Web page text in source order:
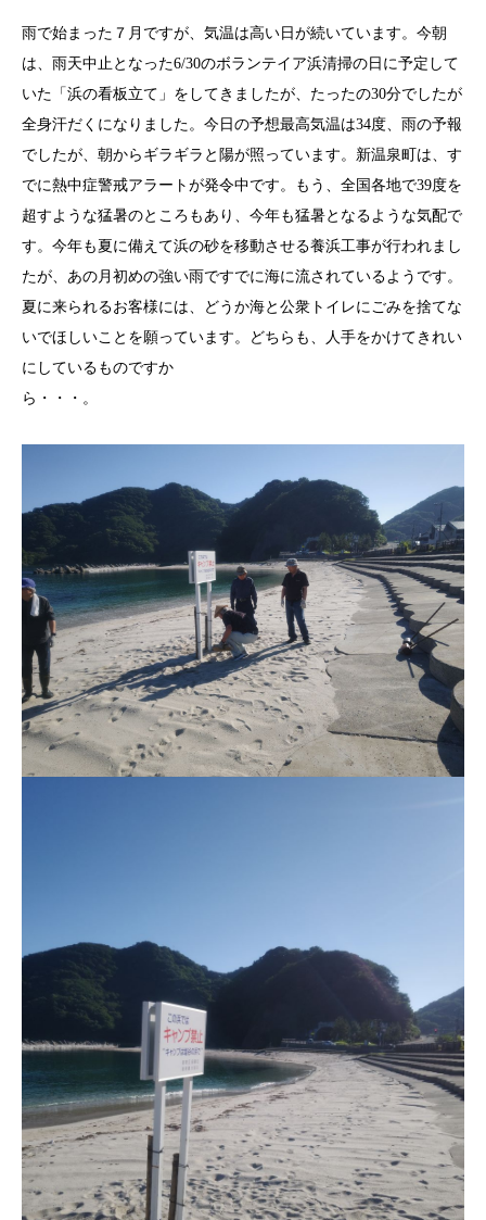
雨で始まった７月ですが、気温は高い日が続いています。今朝
は、雨天中止となった6/30のボランテイア浜清掃の日に予定して
いた「浜の看板立て」をしてきましたが、たったの30分でしたが
全身汗だくになりました。今日の予想最高気温は34度、雨の予報
でしたが、朝からギラギラと陽が照っています。新温泉町は、す
でに熱中症警戒アラートが発令中です。もう、全国各地で39度を
超すような猛暑のところもあり、今年も猛暑となるような気配で
す。今年も夏に備えて浜の砂を移動させる養浜工事が行われまし
たが、あの月初めの強い雨ですでに海に流されているようです。
夏に来られるお客様には、どうか海と公衆トイレにごみを捨てな
いでほしいことを願っています。どちらも、人手をかけてきれい
にしているものですか
ら・・・。